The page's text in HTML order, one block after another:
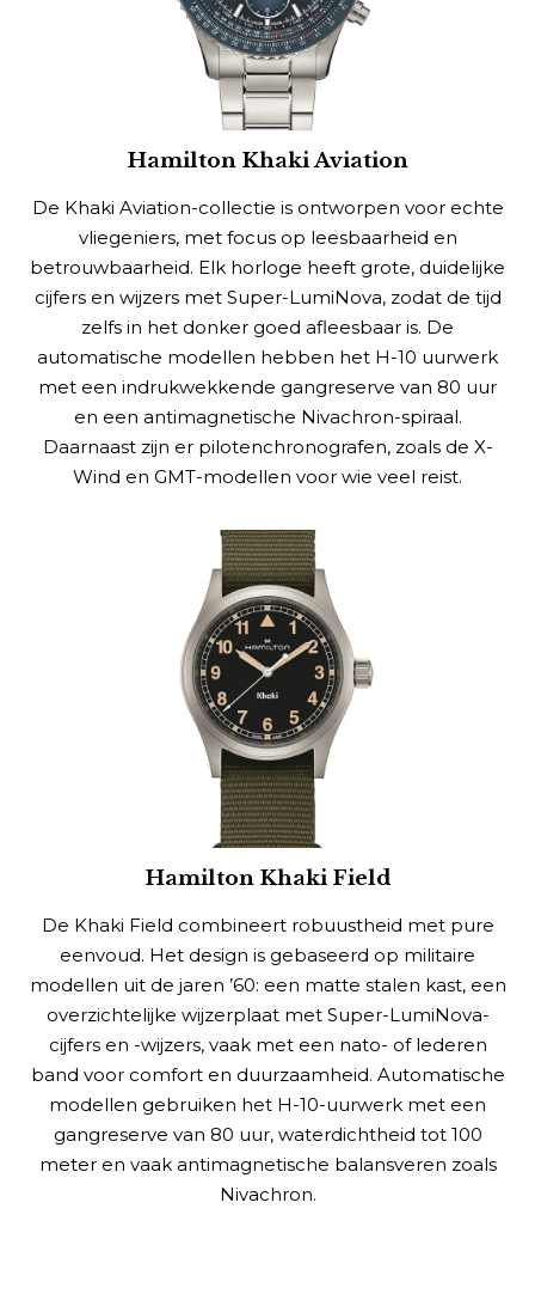
Hamilton Khaki Aviation
De Khaki Aviation-collectie is ontworpen voor echte
vliegeniers, met focus op leesbaarheid en
betrouwbaarheid. Elk horloge heeft grote, duidelijke
cijfers en wijzers met Super-LumiNova, zodat de tijd
zelfs in het donker goed afleesbaar is. De
automatische modellen hebben het H-10 uurwerk
met een indrukwekkende gangreserve van 80 uur
en een antimagnetische Nivachron-spiraal.
Daarnaast zijn er pilotenchronografen, zoals de X-
Wind en GMT-modellen voor wie veel reist.
Hamilton Khaki Field
De Khaki Field combineert robuustheid met pure
eenvoud. Het design is gebaseerd op militaire
modellen uit de jaren ’60: een matte stalen kast, een
overzichtelijke wijzerplaat met Super-LumiNova-
cijfers en -wijzers, vaak met een nato- of lederen
band voor comfort en duurzaamheid. Automatische
modellen gebruiken het H-10-uurwerk met een
gangreserve van 80 uur, waterdichtheid tot 100
meter en vaak antimagnetische balansveren zoals
Nivachron.